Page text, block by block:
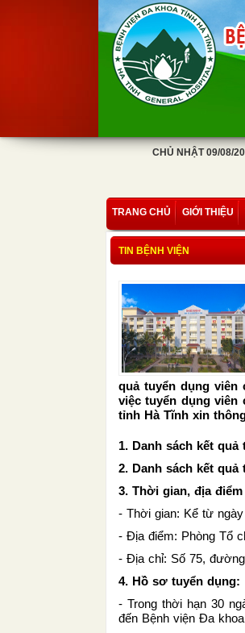
CHỦ NHẬT 09/08/
TRANG CHỦ GIỚI THIỆU
TIN BỆNH VIỆN
quả tuyển dụng viên
việc tuyển dụng viên
tỉnh Hà Tĩnh xin
1. Danh sách kết quả
2. Danh sách kết quả
3. Thời gian, địa
- Thời gian: Kể từ
- Địa điểm: Phòng Tổ
- Địa chỉ: Số 75,
4. Hồ sơ tuyển dụng:
- Trong thời hạn 30
đến Bệnh viện Đa